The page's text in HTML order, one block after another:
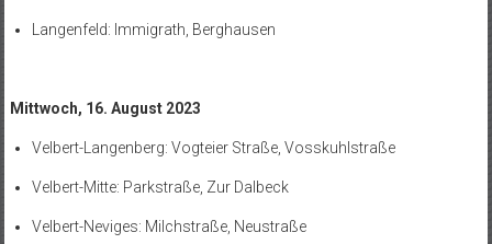
Langenfeld: Immigrath, Berghausen
Mittwoch, 16. August 2023
Velbert-Langenberg: Vogteier Straße, Vosskuhlstraße
Velbert-Mitte: Parkstraße, Zur Dalbeck
Velbert-Neviges: Milchstraße, Neustraße